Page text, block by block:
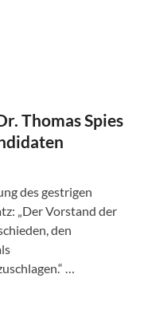
Thomas Spies
des gestrigen
„Der Vorstand der
den
…